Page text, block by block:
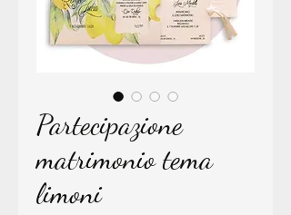
Partecipazione
matrimonio tema
limoni